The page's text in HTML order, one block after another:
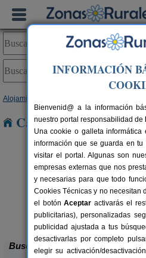
Alojamientos
Casas Rurales cerca
Casa Binahia
Arraioz (Navarra)
Buscar
INFORMACIÓN
Bienvenid@ a la información
nuestro portal responsabilidad de
Una cookie o galleta
información que se guarda en tu
visitar el portal. Algunas son
empresas externas que nos
y necesarias para que todo
Cookies Técnicas y no necesitan
el botónAceptar activarás el
publicitarias), personalizadas
publicidad ajustada a tus
desactivarlas por completo
elegir su activación/